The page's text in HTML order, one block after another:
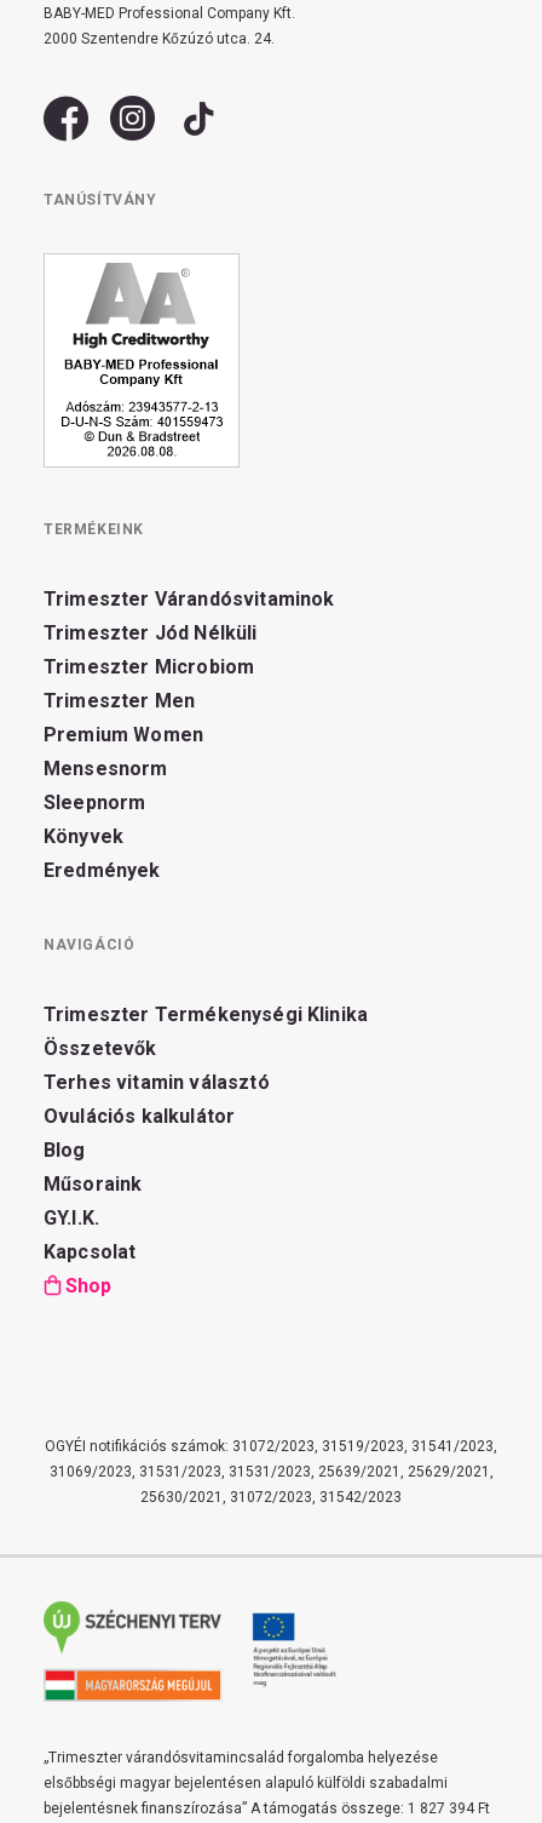
BABY-MED Professional Company Kft.
2000 Szentendre Kőzúzó utca. 24.
TANÚSÍTVÁNY
TERMÉKEINK
Trimeszter Várandósvitaminok
Trimeszter Jód Nélküli
Trimeszter Microbiom
Trimeszter Men
Premium Women
Mensesnorm
Sleepnorm
Könyvek
Eredmények
NAVIGÁCIÓ
Trimeszter Termékenységi Klinika
Összetevők
Terhes vitamin választó
Ovulációs kalkulátor
Blog
Műsoraink
GY.I.K.
Kapcsolat
Shop
OGYÉI notifikációs számok: 31072/2023, 31519/2023, 31541/2023,
31069/2023, 31531/2023, 31531/2023, 25639/2021, 25629/2021,
25630/2021, 31072/2023, 31542/2023
„Trimeszter várandósvitamincsalád forgalomba helyezése
elsőbbségi magyar bejelentésen alapuló külföldi szabadalmi
bejelentésnek finanszírozása” A támogatás összege: 1 827 394 Ft